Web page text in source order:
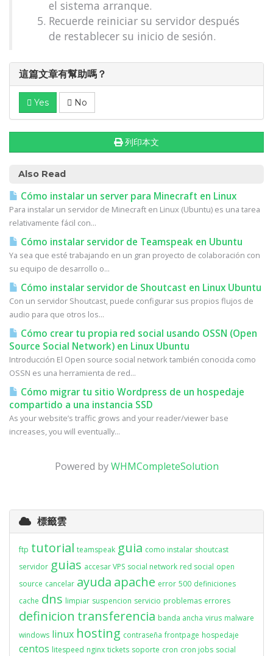
el sistema arranque.
Recuerde reiniciar su servidor después
de restablecer su inicio de sesión.
這篇文章有幫助嗎？
Yes No
列印本文
Also Read
Cómo instalar un server para Minecraft en Linux
Para instalar un servidor de Minecraft en Linux (Ubuntu) es una tarea
relativamente fácil con...
Cómo instalar servidor de Teamspeak en Ubuntu
Ya sea que esté trabajando en un gran proyecto de colaboración con
su equipo de desarrollo o...
Cómo instalar servidor de Shoutcast en Linux Ubuntu
Con un servidor Shoutcast, puede configurar sus propios flujos de
audio para que otros los...
Cómo crear tu propia red social usando OSSN (Open
Source Social Network) en Linux Ubuntu
Introducción El Open source social network también conocida como
OSSN es una herramienta de red...
Cómo migrar tu sitio Wordpress de un hospedaje
compartido a una instancia SSD
As your website’s traffic grows and your reader/viewer base
increases, you will eventually...
Powered byWHMCompleteSolution
標籤雲
ftp tutorial teamspeak guia como instalar shoutcast
servidor guias accesar VPS social network red social open
source cancelar ayuda apache error 500 definiciones
cache dns limpiar suspencion servicio problemas errores
definicion transferencia banda ancha virus malware
windows linux hosting contraseña frontpage hospedaje
centos litespeed nginx tickets soporte cron cron jobs social